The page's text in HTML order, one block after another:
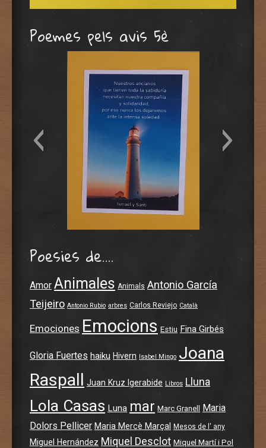
Santi 5è
Albert
Abert 5è
Laila
Laila 5è
Poemes pels avis 5è
Anabel, Sara, Jasmín
Irati, Laila ,Zoe
ismael i santi
5è (3)
5è
5è (2)
Albert
Poesies de….
Amor Animales Animals Antonio García
Teijeiro Antonio Rubio arbres Carlos Reviejo Català
Emociones Emocions Estiu Fina Girbés
Gloria Fuertes haiku Hivern Isabel Mingo Joana
Raspall Juan Kruz Igerabide Libros Lluna
Lola Casas Luna mar Marc Granell Maria
Dolors Pellicer Maria Mercè Marçal Mesos de l' any
Miguel Hernández Miquel Desclot Miquel Martí i Pol